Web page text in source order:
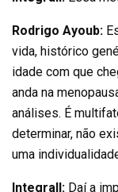
Rodrigo Ayoub:
vida, histórico
idade com que
anda na
análises. É
determinar, não
uma
Integrall: Daí a